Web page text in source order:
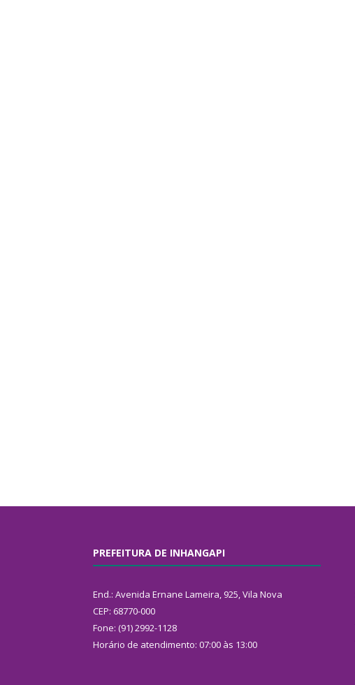
PREFEITURA DE INHANGAPI
End.: Avenida Ernane Lameira, 925, Vila Nova
CEP: 68770-000
Fone: (91) 2992-1128
Horário de atendimento: 07:00 às 13:00